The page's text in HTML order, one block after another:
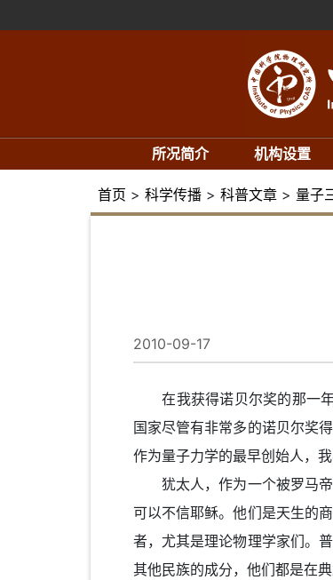
所况简介 机构设置
首页 > 科学传播 > 科普文章 > 量子
2010-09-17
在我获得诺贝尔奖的那一年
国家尽管有非常多的诺贝尔奖
作为量子力学的最早创始人，
犹太人，作为一个被罗马帝
可以不信耶稣。他们是天生的
者，尤其是理论物理学家们。
其他民族的成分，他们都是在